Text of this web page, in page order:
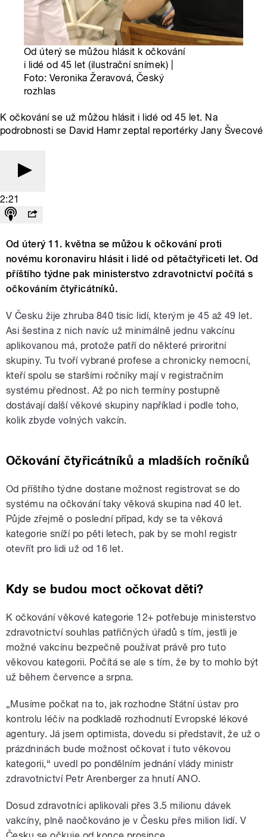
Od úterý se můžou hlásit k očkování
i lidé od 45 let (ilustrační snímek) |
Foto: Veronika Žeravová, Český
rozhlas
K očkování se už můžou hlásit i lidé od 45 let. Na
podrobnosti se David Hamr zeptal reportérky Jany Švecové
2:21
Od úterý 11. května se můžou k očkování proti
novému koronaviru hlásit i lidé od pětačtyřiceti let. Od
příštího týdne pak ministerstvo zdravotnictví počítá s
očkováním čtyřicátníků.
V Česku žije zhruba 840 tisíc lidí, kterým je 45 až 49 let.
Asi šestina z nich navíc už minimálně jednu vakcínu
aplikovanou má, protože patří do některé priroritní
skupiny. Tu tvoří vybrané profese a chronicky nemocní,
kteří spolu se staršími ročníky mají v registračním
systému přednost. Až po nich termíny postupně
dostávají další věkové skupiny například i podle toho,
kolik zbyde volných vakcín.
Očkování čtyřicátníků a mladších ročníků
Od příštího týdne dostane možnost registrovat se do
systému na očkování taky věková skupina nad 40 let.
Půjde zřejmě o poslední případ, kdy se ta věková
kategorie sníží po pěti letech, pak by se mohl registr
otevřít pro lidi už od 16 let.
Kdy se budou moct očkovat děti?
K očkování věkové kategorie 12+ potřebuje ministerstvo
zdravotnictví souhlas patřičných úřadů s tím, jestli je
možné vakcínu bezpečně používat právě pro tuto
věkovou kategorii. Počítá se ale s tím, že by to mohlo být
už během července a srpna.
„Musíme počkat na to, jak rozhodne Státní ústav pro
kontrolu léčiv na podkladě rozhodnutí Evropské lékové
agentury. Já jsem optimista, dovedu si představit, že už o
prázdninách bude možnost očkovat i tuto věkovou
kategorii,“ uvedl po pondělním jednání vlády ministr
zdravotnictví Petr Arenberger za hnutí ANO.
Dosud zdravotníci aplikovali přes 3.5 milionu dávek
vakcíny, plně naočkováno je v Česku přes milion lidí. V